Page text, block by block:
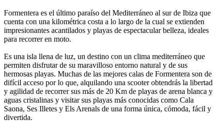
Formentera es el último paraíso del Mediterráneo al sur de Ibiza que
cuenta con una kilométrica costa a lo largo de la cual se extienden
impresionantes acantilados y playas de espectacular belleza, ideales
para recorrer en moto.
Es una isla llena de luz, un destino con un clima mediterráneo que
permiten disfrutar de su maravilloso entorno natural y de sus
hermosas playas. Muchas de las mejores calas de Formentera son de
difícil acceso por lo que, alquilando una scooter obtendrás la libertad
y agilidad de recorrer sus más de 20 Km de playas de arena blanca y
aguas cristalinas y visitar sus playas más conocidas como Cala
Saona, Ses Illetes y Els Arenals de una forma única, cómoda, fácil y
divertida.